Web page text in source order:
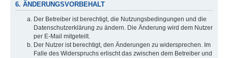
6. ÄNDERUNGSVORBEHALT
Der Betreiber ist berechtigt, die Nutzungsbedingungen und die
Datenschutzerklärung zu ändern. Die Änderung wird dem Nutzer
per E-Mail mitgeteilt.
Der Nutzer ist berechtigt, den Änderungen zu widersprechen. Im
Falle des Widerspruchs erlischt das zwischen dem Betreiber und